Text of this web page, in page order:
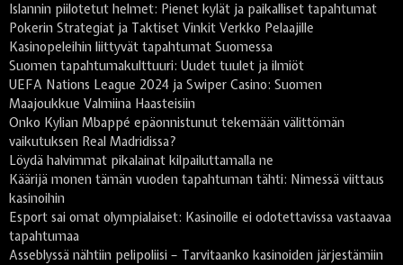
Islannin piilotetut helmet: Pienet kylät ja paikalliset tapahtumat
Pokerin Strategiat ja Taktiset Vinkit Verkko Pelaajille
Kasinopeleihin liittyvät tapahtumat Suomessa
Suomen tapahtumakulttuuri: Uudet tuulet ja ilmiöt
UEFA Nations League 2024 ja Swiper Casino: Suomen
Maajoukkue Valmiina Haasteisiin
Onko Kylian Mbappé epäonnistunut tekemään välittömän
vaikutuksen Real Madridissa?
Löydä halvimmat pikalainat kilpailuttamalla ne
Käärijä monen tämän vuoden tapahtuman tähti: Nimessä viittaus
kasinoihin
Esport sai omat olympialaiset: Kasinoille ei odotettavissa vastaavaa
tapahtumaa
Asseblyssä nähtiin pelipoliisi – Tarvitaanko kasinoiden järjestämiin